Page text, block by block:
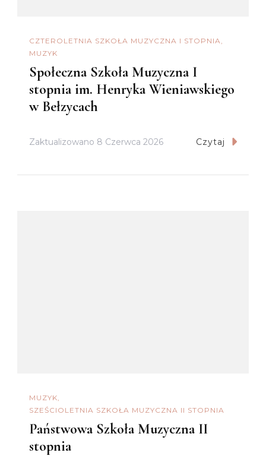
CZTEROLETNIA SZKOŁA MUZYCZNA I STOPNIA
MUZYK
Społeczna Szkoła Muzyczna I
stopnia im. Henryka Wieniawskiego
w Bełzycach
Zaktualizowano 8 Czerwca 2026 Czytaj
MUZYK
SZEŚCIOLETNIA SZKOŁA MUZYCZNA II STOPNIA
Państwowa Szkoła Muzyczna II
stopnia